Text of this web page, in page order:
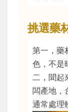
挑選藥
第一，藥
色，不是
二，聞起
闆產地，
通常處理